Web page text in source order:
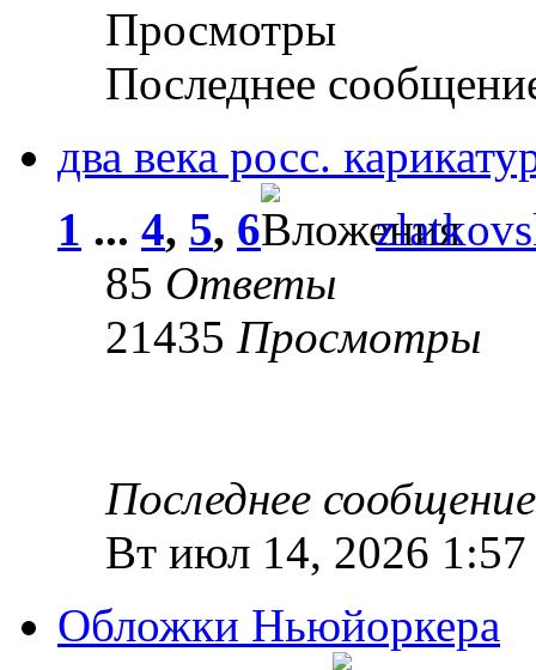
Просмотры
Последнее
два века росс.
1 ... 4, 5, 6
85 Ответы
21435 Просмотры
Последнее
Вт июл 14, 2026 1:57
Обложки Ньюйоркера